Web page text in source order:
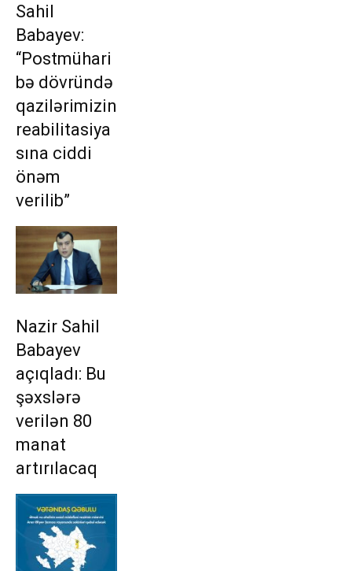
Sahil
Babayev:
“Postmühari
bə dövründə
qazilərimizin
reabilitasiya
sına ciddi
önəm
verilib”
Nazir Sahil
Babayev
açıqladı: Bu
şəxslərə
verilən 80
manat
artırılacaq